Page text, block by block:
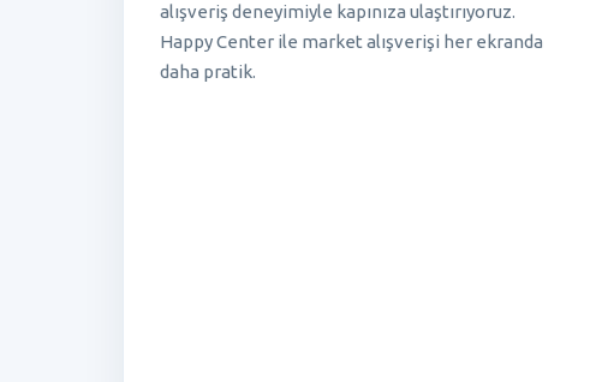
alışveriş deneyimiyle kapınıza ulaştırıyoruz.
Happy Center ile market alışverişi her ekranda
daha pratik.